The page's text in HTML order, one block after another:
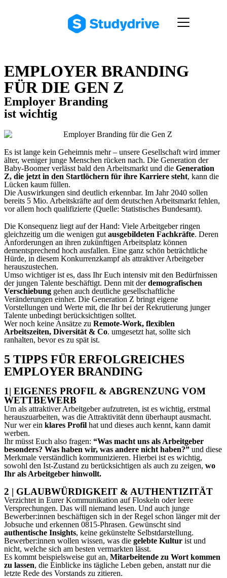
EMPLOYER BRANDING
FÜR DIE GEN Z
Employer Branding
ist wichtig
Es ist lange kein Geheimnis mehr – unsere Gesellschaft wird immer
älter, weniger junge Menschen rücken nach. Die Generation der
Baby-Boomer verlässt bald den Arbeitsmarkt und die Generation
Z, die jetzt in den Startlöchern für ihre Karriere steht, kann die
Lücken kaum füllen.
Die Auswirkungen sind deutlich erkennbar. Im Jahr 2040 sollen
bereits 5 Mio. Arbeitskräfte auf dem deutschen Arbeitsmarkt fehlen,
vor allem hoch qualifizierte (Quelle: Statistisches Bundesamt).
Die Konsequenz liegt auf der Hand: Viele Arbeitgeber ringen
gleichzeitig um die wenigen gut ausgebildeten Fachkräfte. Deren
Anforderungen an ihren zukünftigen Arbeitsplatz können
dementsprechend hoch ausfallen. Eine ganz schön beträchtliche
Hürde, in diesem Konkurrenzkampf als attraktiver Arbeitgeber
herauszustechen.
Umso wichtiger ist es, dass Ihr Euch intensiv mit den Bedürfnissen
der jungen Talente beschäftigt. Denn mit derdemografischen
Verschiebung gehen auch deutliche gesellschaftliche
Veränderungen einher. Die Generation Z bringt eigene
Vorstellungen und Werte mit, die Ihr bei der Rekrutierung junger
Talente unbedingt berücksichtigen solltet.
Wer noch keine Ansätze zu Remote-Work, flexiblen
Arbeitszeiten, Diversität & Co. umgesetzt hat, sollte sich
ranhalten, bevor es zu spät ist.
5 TIPPS FÜR ERFOLGREICHES
EMPLOYER BRANDING
1| EIGENES PROFIL & ABGRENZUNG VOM
WETTBEWERB
Um als attraktiver Arbeitgeber aufzutreten, ist es wichtig, erstmal
herauszuarbeiten, was die Attraktivität denn überhaupt ausmacht.
Nur wer ein klares Profil hat und dieses auch kennt, kann damit
werben.
Ihr müsst Euch also fragen: “Was macht uns als Arbeitgeber
besonders? Was haben wir, was andere nicht haben?” und diese
Merkmale verständlich kommunizieren. Hierbei ist es wichtig,
sowohl den Ist-Zustand zu berücksichtigen als auch zu zeigen, wo
Ihr als Arbeitgeber hinwollt.
2 | GLAUBWÜRDIGKEIT & AUTHENTIZITÄT
Verzichtet in Eurer Kommunikation auf Floskeln oder leere
Versprechungen. Das will niemand lesen. Und auch junge
Bewerber:innen beschäftigen sich in der Regel schon länger mit der
Jobsuche und erkennen 0815-Phrasen. Gewünscht sind
authentische Insights, keine gekünstelte Selbstdarstellung.
Bewerber:innen wollen wissen, was die gelebte Kultur ist und
nicht, welche sich am besten vermarkten lässt.
Es kommt beispielsweise gut an, Mitarbeitende zu Wort kommen
zu lassen, die Einblicke ins tägliche Leben geben, anstatt nur die
letzte Rede des Vorstands zu zitieren.